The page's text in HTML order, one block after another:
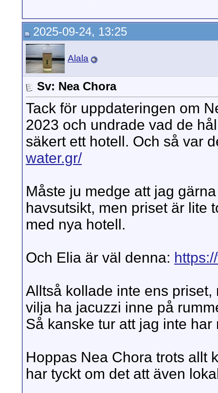
2025-09-24, 13:25
Alala
Sv: Nea Chora
Tack för uppdateringen om
2023 och undrade vad de
säkert ett hotell. Och så var
water.gr/
Måste ju medge att jag
havsutsikt, men priset är lite
med nya hotell.
Och Elia är väl denna:
Alltså kollade inte ens
vilja ha jacuzzi inne på
Så kanske tur att jag inte
Hoppas Nea Chora trots allt
har tyckt om det att även